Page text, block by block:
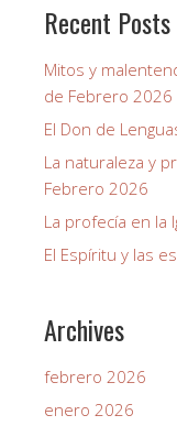
Recent Posts
Mitos y
de Febrero 2026
El Don de
La naturaleza y
Febrero 2026
La profecía en la
El Espíritu y las
Archives
febrero 2026
enero 2026